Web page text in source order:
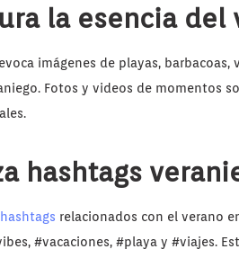
la esencia del
imágenes de playas,
Fotos y videos de momentos
hashtags
hashtags relacionados con el verano
#vacaciones, #playa y #viajes.